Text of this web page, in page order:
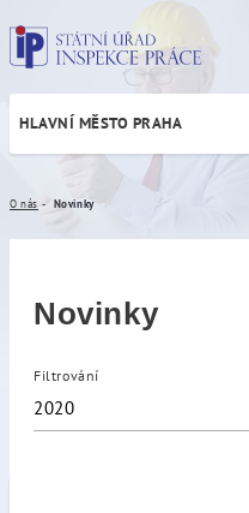
Novinky
HLAVNÍ MĚSTO PRAHA
O nás Novinky
Novinky
Filtrování
2020